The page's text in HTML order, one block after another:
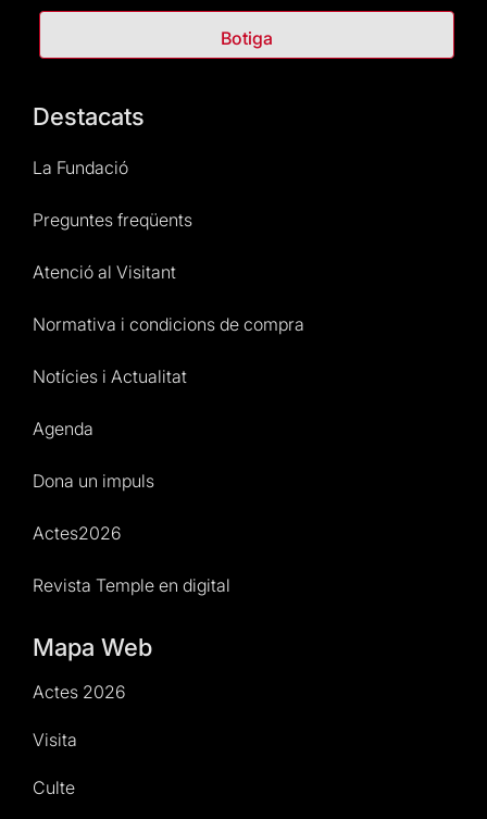
Botiga
Destacats
La Fundació
Preguntes freqüents
Atenció al Visitant
Normativa i condicions de compra
Notícies i Actualitat
Agenda
Dona un impuls
Actes2026
Revista Temple en digital
Mapa Web
Actes 2026
Visita
Culte